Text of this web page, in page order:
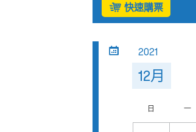
快速購票
2021
12月
日 一